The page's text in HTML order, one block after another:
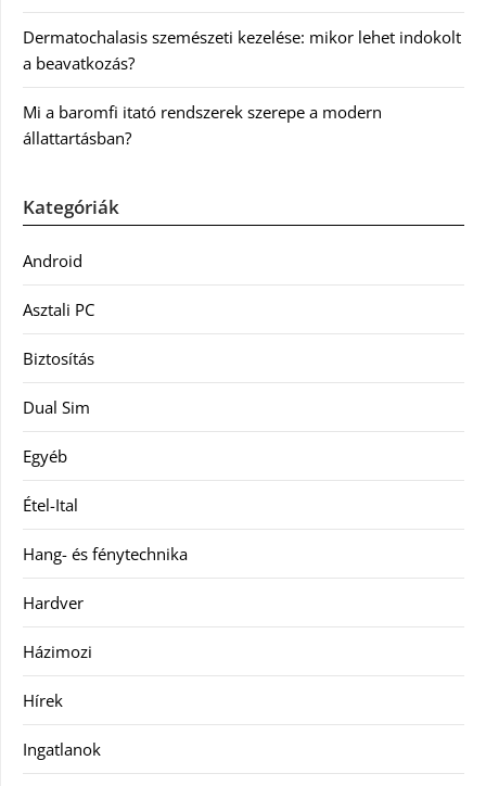
Dermatochalasis szemészeti kezelése: mikor lehet indokolt
a beavatkozás?
Mi a baromfi itató rendszerek szerepe a modern
állattartásban?
Kategóriák
Android
Asztali PC
Biztosítás
Dual Sim
Egyéb
Étel-Ital
Hang- és fénytechnika
Hardver
Házimozi
Hírek
Ingatlanok